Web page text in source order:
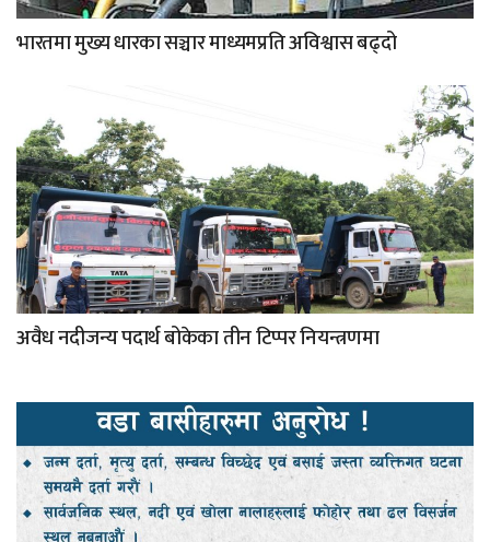
भारतमा मुख्य धारका सञ्चार माध्यमप्रति अविश्वास बढ्दो
अवैध नदीजन्य पदार्थ बोकेका तीन टिप्पर नियन्त्रणमा